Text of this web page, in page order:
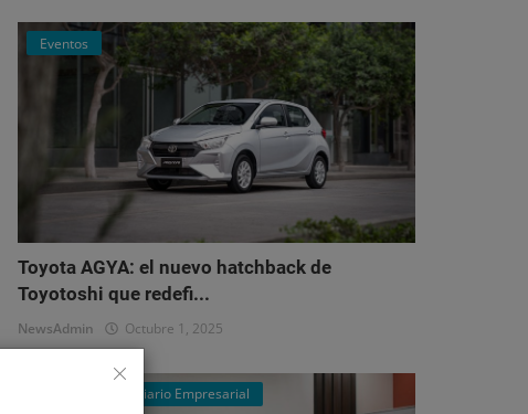
Eventos
Toyota AGYA: el nuevo hatchback de
Toyotoshi que redefi...
NewsAdmin Octubre 1, 2025
Mercado Inmobiliario Empresarial